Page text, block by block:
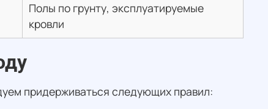
Полы по грунту, эксплуатируемые
кровли
придерживаться следующих правил: